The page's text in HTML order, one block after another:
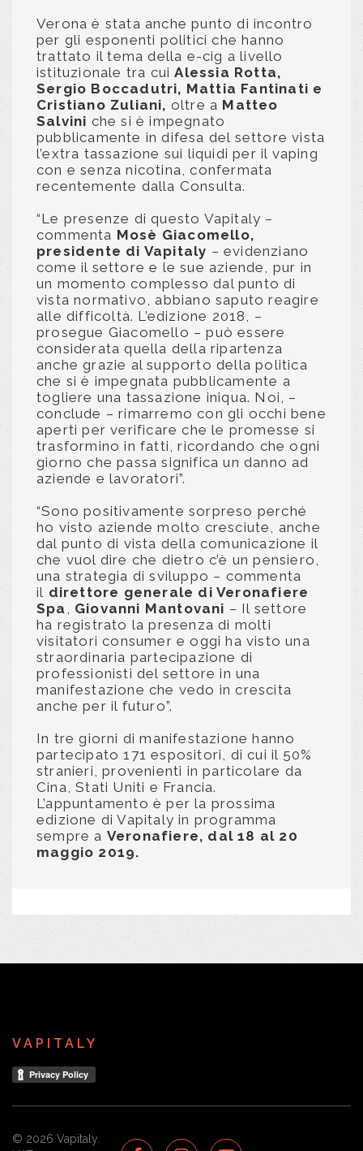
Verona è stata anche punto di incontro
per gli esponenti politici che hanno
trattato il tema della e-cig a livello
istituzionale tra cuiAlessia Rotta,
Sergio Boccadutri, Mattia Fantinati e
Cristiano Zuliani, oltre a Matteo
Salvini che si è impegnato
pubblicamente in difesa del settore vista
l’extra tassazione sui liquidi per il vaping
con e senza nicotina, confermata
recentemente dalla Consulta.
“Le presenze di questo Vapitaly –
commenta Mosè Giacomello,
presidente di Vapitaly – evidenziano
come il settore e le sue aziende, pur in
un momento complesso dal punto di
vista normativo, abbiano saputo reagire
alle difficoltà. L’edizione 2018, –
prosegue Giacomello – può essere
considerata quella della ripartenza
anche grazie al supporto della politica
che si è impegnata pubblicamente a
togliere una tassazione iniqua. Noi, –
conclude – rimarremo con gli occhi bene
aperti per verificare che le promesse si
trasformino in fatti, ricordando che ogni
giorno che passa significa un danno ad
aziende e lavoratori”.
“Sono positivamente sorpreso perché
ho visto aziende molto cresciute, anche
dal punto di vista della comunicazione il
che vuol dire che dietro c’è un pensiero,
una strategia di sviluppo – commenta
il direttore generale di Veronafiere
Spa
Giovanni Mantovani – Il settore
ha registrato la presenza di molti
visitatori consumer e oggi ha visto una
straordinaria partecipazione di
professionisti del settore in una
manifestazione che vedo in crescita
anche per il futuro”.
In tre giorni di manifestazione hanno
partecipato 171 espositori, di cui il 50%
stranieri, provenienti in particolare da
Cina, Stati Uniti e Francia.
L’appuntamento è per la prossima
edizione di Vapitaly in programma
sempre a Veronafiere, dal 18 al 20
maggio 2019.
VAPITALY
© 2026 Vapitaly.